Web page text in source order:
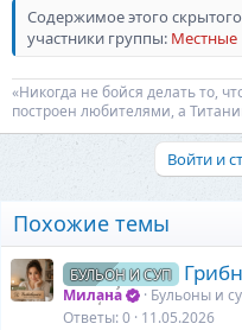
Содержимое этого
участники группы: Местные
«Никогда не бойся делать то,
построен любителями, а
Войти и
Похожие темы
БУЛЬОН И СУП
Милана
Бульоны и
Ответы 0 11.05.2026